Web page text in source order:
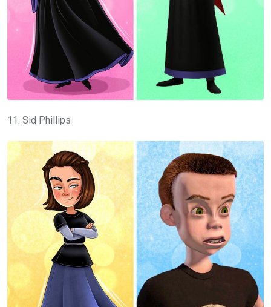
11. Sid Phillips